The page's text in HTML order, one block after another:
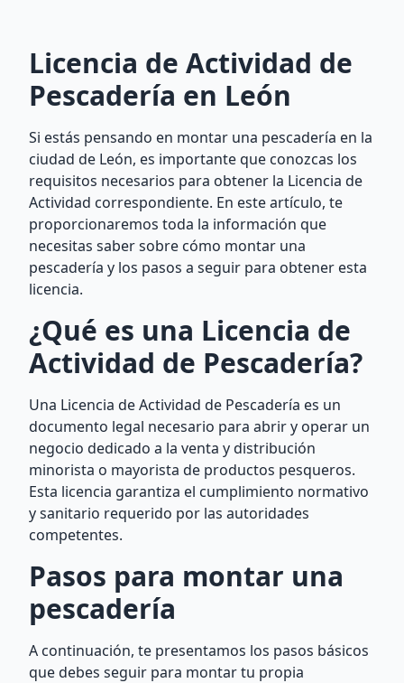
Licencia de Actividad de
Pescadería en León
Si estás pensando en montar una pescadería en la
ciudad de León, es importante que conozcas los
requisitos necesarios para obtener la Licencia de
Actividad correspondiente. En este artículo, te
proporcionaremos toda la información que
necesitas saber sobre cómo montar una
pescadería y los pasos a seguir para obtener esta
licencia.
¿Qué es una Licencia de
Actividad de Pescadería?
Una Licencia de Actividad de Pescadería es un
documento legal necesario para abrir y operar un
negocio dedicado a la venta y distribución
minorista o mayorista de productos pesqueros.
Esta licencia garantiza el cumplimiento normativo
y sanitario requerido por las autoridades
competentes.
Pasos para montar una
pescadería
A continuación, te presentamos los pasos básicos
que debes seguir para montar tu propia